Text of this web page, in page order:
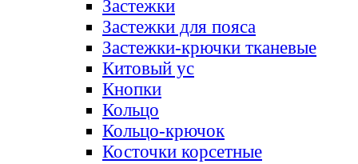
Застежки
Застежки для пояса
Застежки-крючки тканевые
Китовый ус
Кнопки
Кольцо
Кольцо-крючок
Косточки корсетные